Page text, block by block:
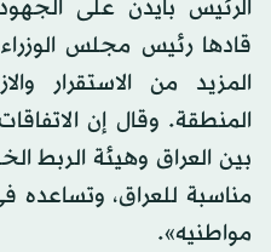
الرئيس بايدن على
قادها رئيس مجلس
المزيد من الاستقرار
المنطقة. وقال إن
بين العراق وهيئة الربط
مناسبة للعراق، وتساعده
مواطنيه».